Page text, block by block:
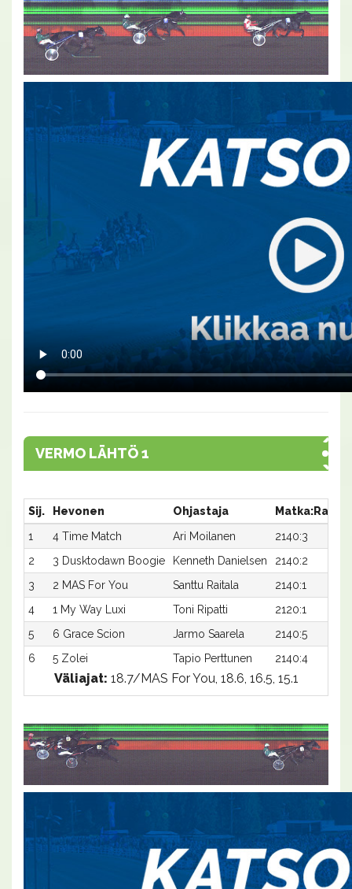
VERMO LÄHTÖ 1
Sij. Hevonen Ohjastaja Matka:Rata
1
4 Time Match Ari Moilanen 2140:3
2
3 Dusktodawn Boogie Kenneth Danielsen 2140:2
3
2 MAS For You Santtu Raitala 2140:1
4
1 My Way Luxi Toni Ripatti 2120:1
5
6 Grace Scion Jarmo Saarela 2140:5
6
5 Zolei Tapio Perttunen 2140:4
Väliajat: 18.7/MAS For You, 18.6, 16.5, 15.1